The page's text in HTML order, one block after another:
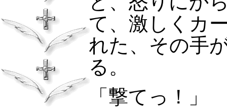
て、激しくカ
れた、その手
る。
「撃てっ！」